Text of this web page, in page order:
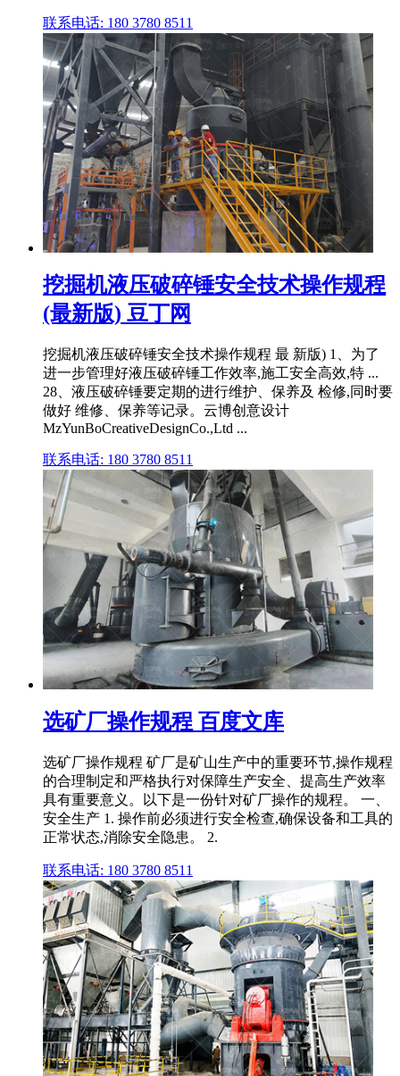
联系电话: 180 3780 8511
挖掘机液压破碎锤安全技术操作规程
(最新版) 豆丁网
挖掘机液压破碎锤安全技术操作规程 最 新版) 1、为了
进一步管理好液压破碎锤工作效率,施工安全高效,特 ...
28、液压破碎锤要定期的进行维护、保养及 检修,同时要
做好 维修、保养等记录。云博创意设计
MzYunBoCreativeDesignCo.,Ltd ...
联系电话: 180 3780 8511
选矿厂操作规程 百度文库
选矿厂操作规程 矿厂是矿山生产中的重要环节,操作规程
的合理制定和严格执行对保障生产安全、提高生产效率
具有重要意义。以下是一份针对矿厂操作的规程。 一、
安全生产 1. 操作前必须进行安全检查,确保设备和工具的
正常状态,消除安全隐患。 2.
联系电话: 180 3780 8511